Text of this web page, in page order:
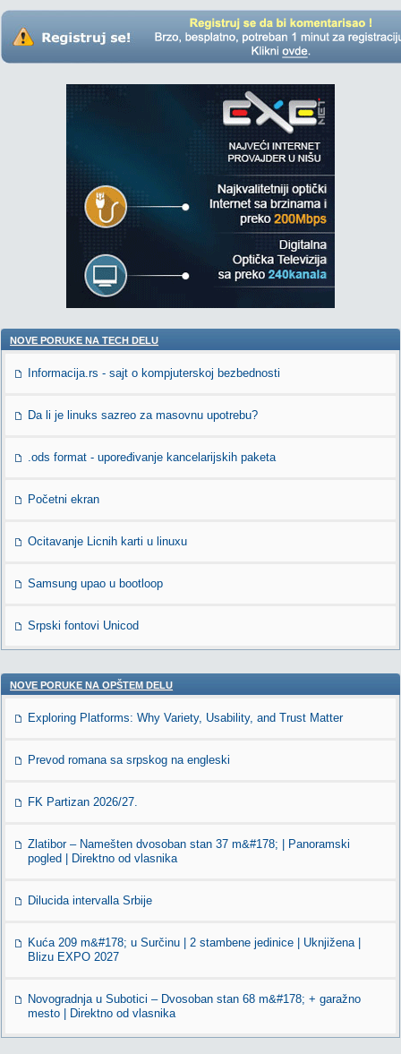
NOVE PORUKE NA TECH DELU
Informacija.rs - sajt o kompjuterskoj bezbednosti
Da li je linuks sazreo za masovnu upotrebu?
.ods format - upoređivanje kancelarijskih paketa
Početni ekran
Ocitavanje Licnih karti u linuxu
Samsung upao u bootloop
Srpski fontovi Unicod
NOVE PORUKE NA OPŠTEM DELU
Exploring Platforms: Why Variety, Usability, and Trust Matter
Prevod romana sa srpskog na engleski
FK Partizan 2026/27.
Zlatibor – Namešten dvosoban stan 37 m&#178; | Panoramski
pogled | Direktno od vlasnika
Dilucida intervalla Srbije
Kuća 209 m&#178; u Surčinu | 2 stambene jedinice | Uknjižena |
Blizu EXPO 2027
Novogradnja u Subotici – Dvosoban stan 68 m&#178; + garažno
mesto | Direktno od vlasnika